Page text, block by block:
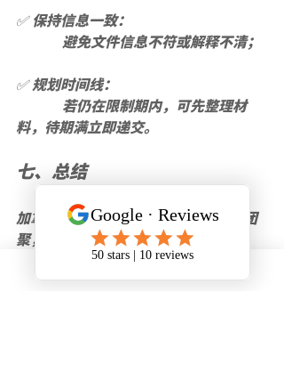
✅ 保持信息一致：
             避免文件信息不符或解释不清；
✅ 规划时间线：
料，待期满立即递交。
七、总结
加拿大配偶担保项目让无数家庭实现团
聚，但政策细节也日益完善。
五年内不得重复担保”不仅是制度规
定，更是对移民体系诚信的守护。